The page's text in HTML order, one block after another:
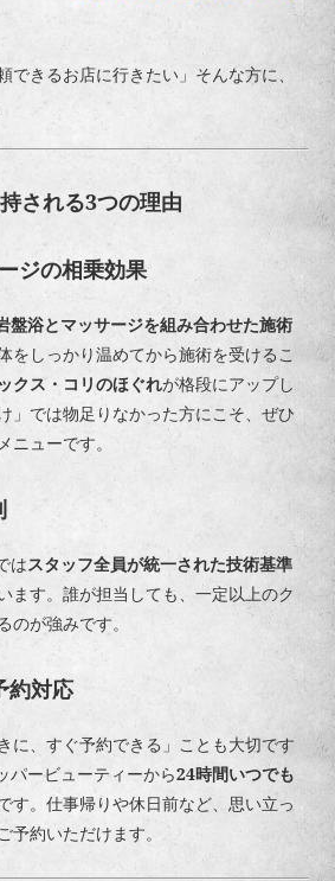
できるお店に行きたい」そんな方に、
される3つの理由
ジの相乗効果
盤浴とマッサージを組み合わせた施術
をしっかり温めてから施術を受けるこ
クス・コリのほぐれが格段にアップし
」では物足りなかった方にこそ、ぜひ
ニューです。
はスタッフ全員が統一された技術基準
ます。誰が担当しても、一定以上のク
のが強みです。
約対応
に、すぐ予約できる」ことも大切です
パービューティーから24時間いつでも
す。仕事帰りや休日前など、思い立っ
予約いただけます。